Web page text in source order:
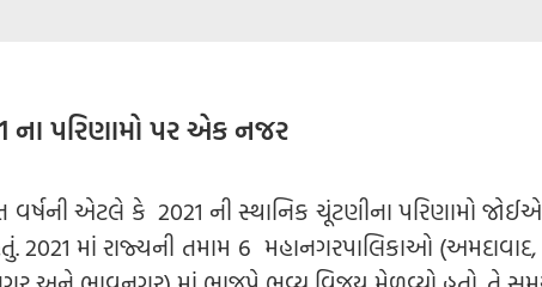
ના પરિણામો પર એક નજર
વર્ષની એટલે કે 2021 ની સ્થાનિક ચૂંટણીના પરિણામો
2021 માં રાજ્યની તમામ 6 મહાનગરપાલિકાઓ (અમદાવાદ,